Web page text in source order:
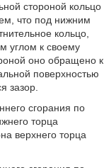
стороной кольцо
что под нижним
кольцо,
углом к своему
оно обращено к
поверхностью
зазор.
сгорания по
торца
верхнего торца